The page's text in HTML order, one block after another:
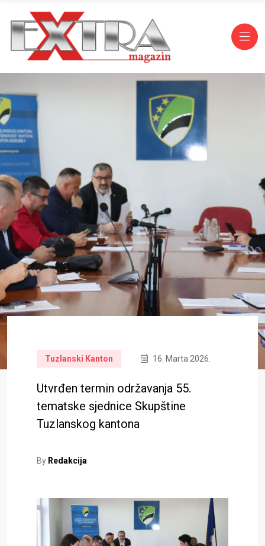
Tuzlanski Kanton 16. Marta 2026.
Utvrđen termin održavanja 55.
tematske sjednice Skupštine
Tuzlanskog kantona
By Redakcija